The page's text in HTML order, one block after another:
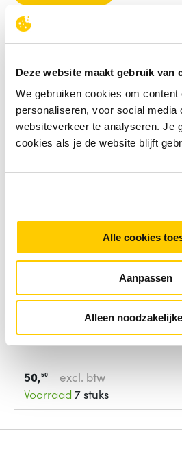
Deze website maakt gebruik van
We gebruiken cookies om content
personaliseren, voor social media
websiteverkeer te analyseren. Je
cookies als je de website blijft
Alle cookies
Aanpassen
Alleen
Datalogic 90ACC0355
barcodelezer
50,50
excl. btw
Voorraad 7 stuks